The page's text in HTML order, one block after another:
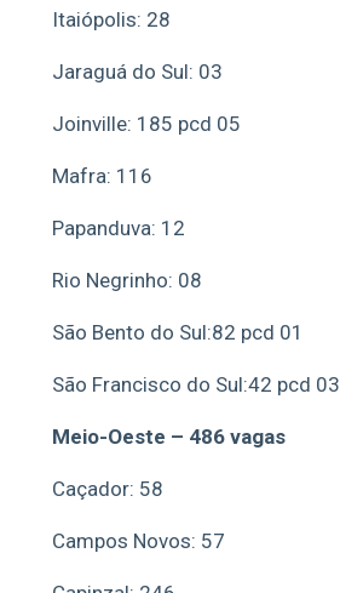
Itaiópolis: 28
Jaraguá do Sul: 03
Joinville: 185 pcd 05
Mafra: 116
Papanduva: 12
Rio Negrinho: 08
São Bento do Sul:82 pcd 01
São Francisco do Sul:42 pcd 03
Meio-Oeste – 486 vagas
Caçador: 58
Campos Novos: 57